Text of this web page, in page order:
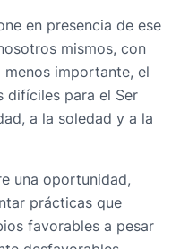
en presencia de ese
mismos, con
importante, el
difíciles para el Ser
a la soledad y a la
una oportunidad,
prácticas que
favorables a pesar